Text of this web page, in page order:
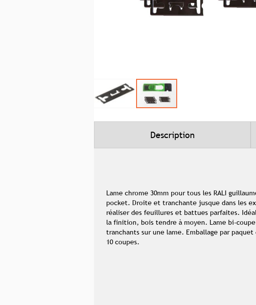
the
gallery
Description
Lame chrome 30mm pour tous les RALI
pocket. Droite et tranchante jusque dans les
réaliser des feuillures et battues parfaites.
la finition, bois tendre à moyen. Lame bi-
tranchants sur une lame. Emballage par paquet
10 coupes.